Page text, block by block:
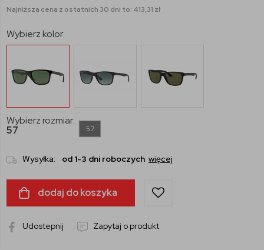
Najniższa cena z ostatnich 30 dni to: 413,31 zł
Wybierz kolor:
Wybierz rozmiar:
57
57
Wysyłka: od 1-3 dni roboczych więcej
dodaj do koszyka
Udostepnij Zapytaj o produkt